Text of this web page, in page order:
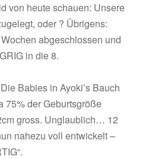
von heute schauen: Unsere
oder ? Übrigens:
abgeschlossen und
in die 8.
Babies in Ayoki’s Bauch
75% der Geburtsgröße
gross. Unglaublich… 12
nahezu voll entwickelt –